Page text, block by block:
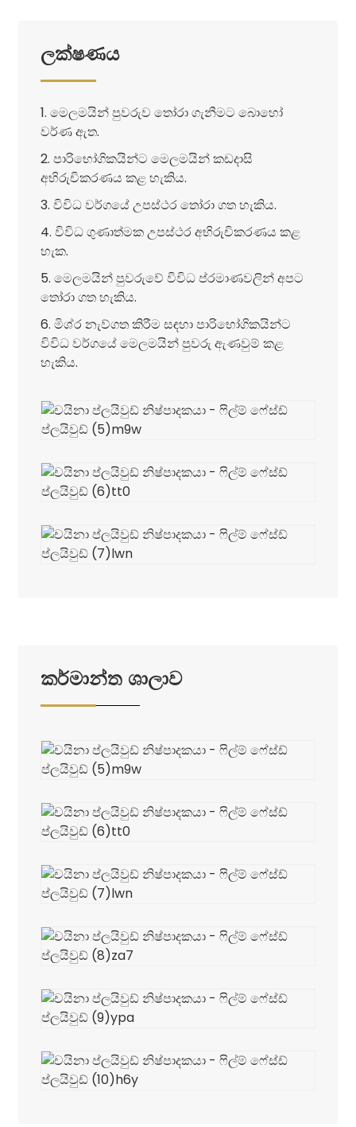
ලක්ෂණය
1. මෙලමයින් පුවරුව තෝරා ගැනීමට බොහෝ
වර්ණ ඇත.
2. පාරිභෝගිකයින්ට මෙලමයින් කඩදාසි
අභිරුචිකරණය කළ හැකිය.
3. විවිධ වර්ගයේ උපස්ථර තෝරා ගත හැකිය.
4. විවිධ ගුණාත්මක උපස්ථර අභිරුචිකරණය කළ
හැක.
5. මෙලමයින් පුවරුවේ විවිධ ප්රමාණවලින් අපට
තෝරා ගත හැකිය.
6. මිශ්ර නැව්ගත කිරීම සඳහා පාරිභෝගිකයින්ට
විවිධ වර්ගයේ මෙලමයින් පුවරු ඇණවුම් කළ
හැකිය.
කර්මාන්ත ශාලාව